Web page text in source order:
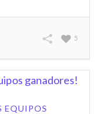
5
EQUIPOS